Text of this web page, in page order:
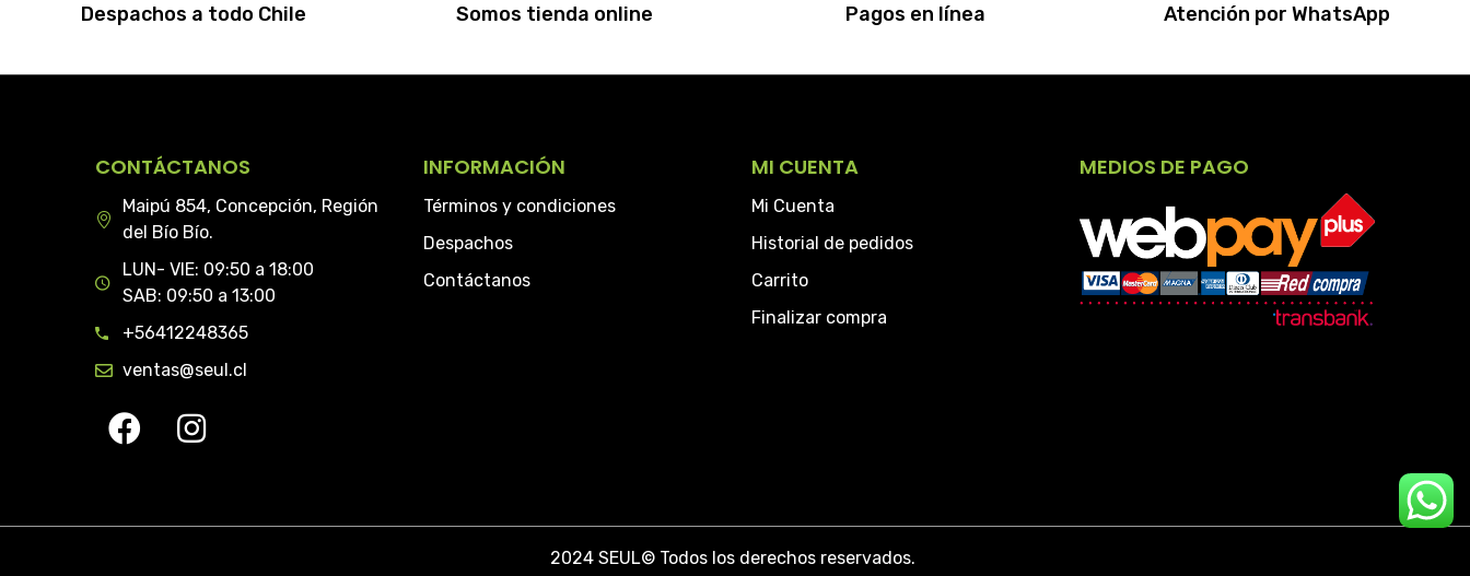
Despachos a todo Chile Somos tienda online Pagos en línea Atención por WhatsApp
CONTÁCTANOS
Maipú 854, Concepción, Región
del Bío Bío.
LUN- VIE: 09:50 a 18:00
SAB: 09:50 a 13:00
+56412248365
ventas@seul.cl
INFORMACIÓN
Términos y condiciones
Despachos
Contáctanos
MI CUENTA
Mi Cuenta
Historial de pedidos
Carrito
Finalizar compra
MEDIOS DE PAGO
2024 SEUL© Todos los derechos reservados.